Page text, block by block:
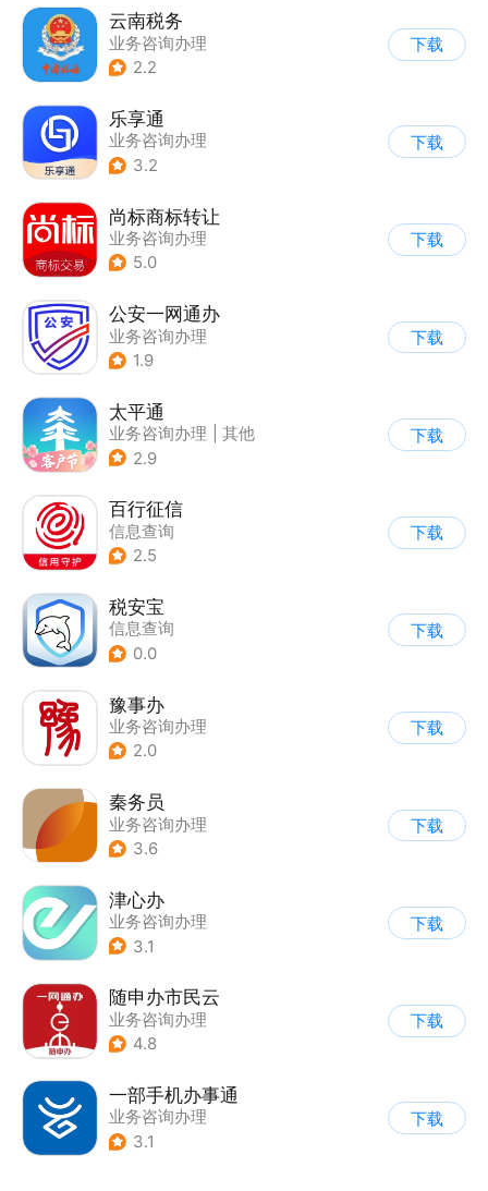
云南税务
业务咨询办理
2.2
下载
乐享通
业务咨询办理
3.2
下载
尚标商标转让
业务咨询办理
5.0
下载
公安一网通办
业务咨询办理
| 政企业务
1.9
下载
太平通
业务咨询办理
其他
2.9
下载
百行征信
信息查询
| 业务咨询办理
2.5
下载
税安宝
信息查询
0.0
下载
豫事办
业务咨询办理
2.0
下载
秦务员
业务咨询办理
3.6
下载
津心办
业务咨询办理
3.1
下载
随申办市民云
业务咨询办理
4.8
下载
一部手机办事通
业务咨询办理
3.1
下载